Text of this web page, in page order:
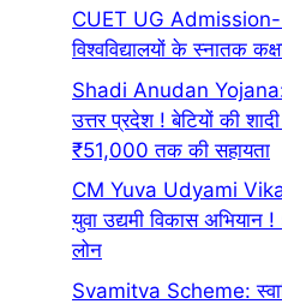
CUET UG
विश्वविद्यालयों के स्नातक
Shadi Anudan Yojana:
उत्तर प्रदेश ! बेटियों की
₹51,000 तक की सहायता
CM Yuva Udyami
युवा उद्यमी विकास
लोन
Svamitva Scheme: